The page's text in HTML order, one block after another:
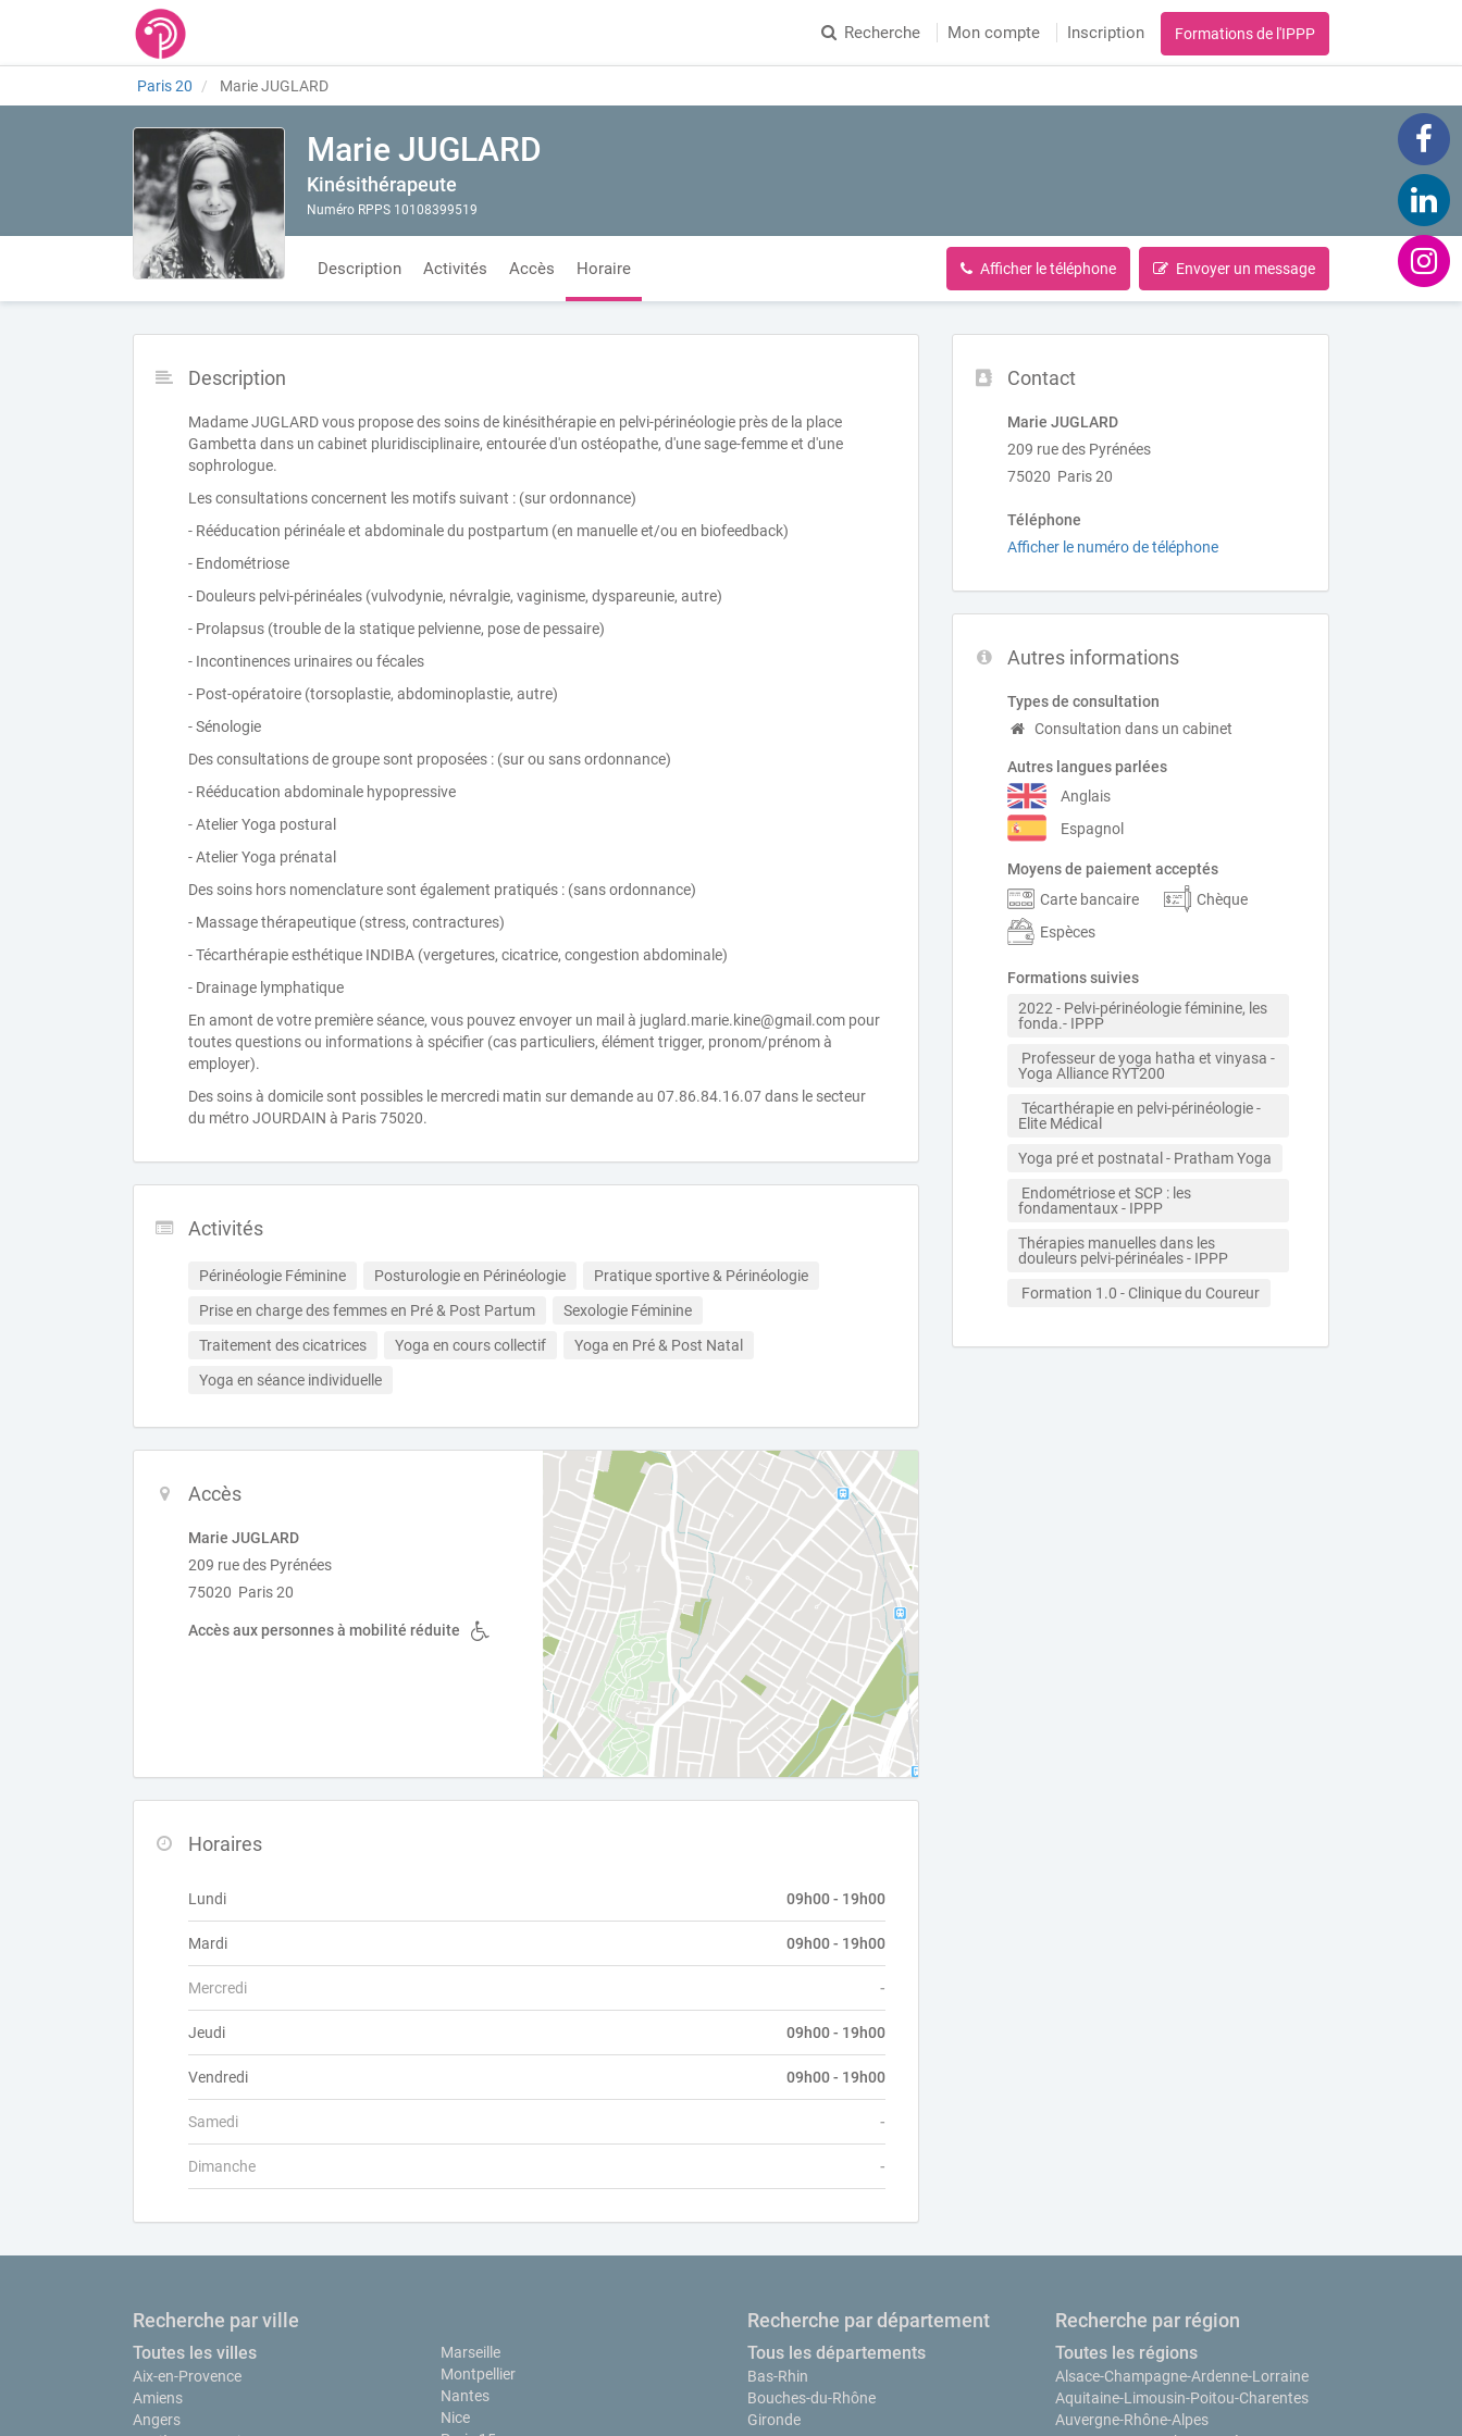
Recherche Mon compte Inscription Formations de l'IPPP
Paris 20 Marie JUGLARD
Marie JUGLARD
Kinésithérapeute
Numéro RPPS 10108399519
Description Activités Accès Horaire Afficher le téléphone Envoyer un message
Contact
Marie JUGLARD
209 rue des Pyrénées
75020 Paris 20
Téléphone
Afficher le numéro de téléphone
Autres informations
Types de consultation
Consultation dans un cabinet
Autres langues parlées
Anglais
Espagnol
Moyens de paiement acceptés
Carte bancaire
Chèque
Espèces
Formations suivies
2022 - Pelvi-périnéologie féminine, les
fonda.- IPPP
Yoga Alliance RYT200
Técarthérapie en pelvi-périnéologie -
Elite Médical
Yoga pré et postnatal - Pratham Yoga
fondamentaux - IPPP
Thérapies manuelles dans les
douleurs pelvi-périnéales - IPPP
Formation 1.0 - Clinique du Coureur
Description
Madame JUGLARD vous propose des soins de kinésithérapie en pelvi-périnéologie près de la place
Gambetta dans un cabinet pluridisciplinaire, entourée d'un ostéopathe, d'une sage-femme et d'une
sophrologue.
Les consultations concernent les motifs suivant : (sur ordonnance)
- Rééducation périnéale et abdominale du postpartum (en manuelle et/ou en biofeedback)
- Endométriose
- Douleurs pelvi-périnéales (vulvodynie, névralgie, vaginisme, dyspareunie, autre)
- Prolapsus (trouble de la statique pelvienne, pose de pessaire)
- Incontinences urinaires ou fécales
- Post-opératoire (torsoplastie, abdominoplastie, autre)
- Sénologie
Des consultations de groupe sont proposées : (sur ou sans ordonnance)
- Rééducation abdominale hypopressive
- Atelier Yoga postural
- Atelier Yoga prénatal
Des soins hors nomenclature sont également pratiqués : (sans ordonnance)
- Massage thérapeutique (stress, contractures)
- Técarthérapie esthétique INDIBA (vergetures, cicatrice, congestion abdominale)
- Drainage lymphatique
En amont de votre première séance, vous pouvez envoyer un mail à juglard.marie.kine@gmail.com pour
toutes questions ou informations à spécifier (cas particuliers, élément trigger, pronom/prénom à
employer).
Des soins à domicile sont possibles le mercredi matin sur demande au 07.86.84.16.07 dans le secteur
du métro JOURDAIN à Paris 75020.
Activités
Périnéologie Féminine Posturologie en Périnéologie
Pratique sportive & Périnéologie
Prise en charge des femmes en Pré & Post Partum
Sexologie Féminine
Traitement des cicatrices
Yoga en cours collectif
Yoga en Pré & Post Natal
Yoga en séance individuelle
Accès
Marie JUGLARD
209 rue des Pyrénées
75020 Paris 20
Accès aux personnes à mobilité réduite
Horaires
Lundi 09h00 - 19h00
Mardi 09h00 - 19h00
Mercredi -
Jeudi 09h00 - 19h00
Vendredi 09h00 - 19h00
Samedi -
Dimanche -
Recherche par ville
Toutes les villes
Aix-en-Provence
Amiens
Angers
Marseille
Montpellier
Nantes
Nice
Recherche par département
Tous les départements
Bas-Rhin
Bouches-du-Rhône
Gironde
Recherche par région
Toutes les régions
Alsace-Champagne-Ardenne-Lorraine
Aquitaine-Limousin-Poitou-Charentes
Auvergne-Rhône-Alpes